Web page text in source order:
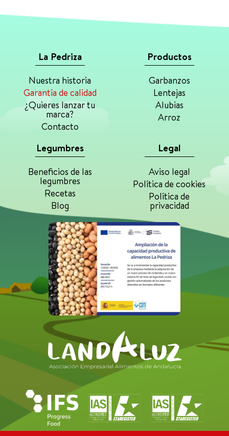
La Pedriza
Nuestra historia
Garantía de calidad
¿Quieres lanzar tu
marca?
Contacto
Productos
Garbanzos
Lentejas
Alubias
Arroz
Legumbres
Beneficios de las
legumbres
Recetas
Blog
Legal
Aviso legal
Política de cookies
Política de
privacidad